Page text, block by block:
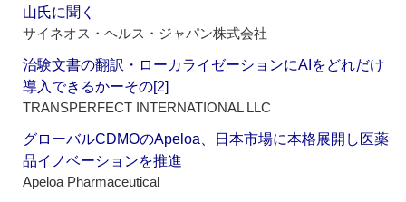
山氏に聞く
サイネオス・ヘルス・ジャパン株式会社
治験文書の翻訳・ローカライゼーションにAIをどれだけ
導入できるかーその[2]
TRANSPERFECT INTERNATIONAL LLC
グローバルCDMOのApeloa、日本市場に本格展開し医薬
品イノベーションを推進
Apeloa Pharmaceutical